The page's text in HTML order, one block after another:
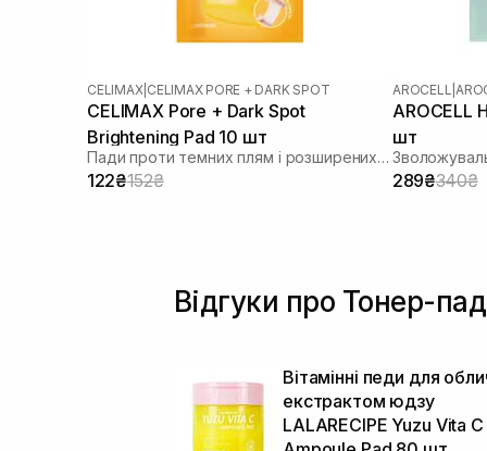
CELIMAX CELIMAX PORE + DARK SPOT
CELIMAX Pore + Dark Spot
Brightening Pad 10 шт
Пади проти темних плям і розширених пор
122₴152₴
AROCELL |
AROCELL
шт
289₴340₴
Відгуки про Тонер-
Вітамінні педи для
екстрактом юдзу
LALARECIPE Yuzu Vita C